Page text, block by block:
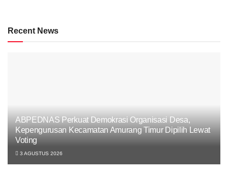
Recent News
ABPEDNAS Perkuat Demokrasi Organisasi Desa,
Kepengurusan Kecamatan Amurang Timur Dipilih Lewat
Voting
3 AGUSTUS 2026